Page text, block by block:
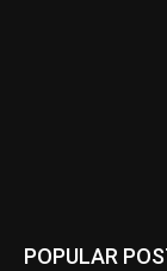
POPULAR